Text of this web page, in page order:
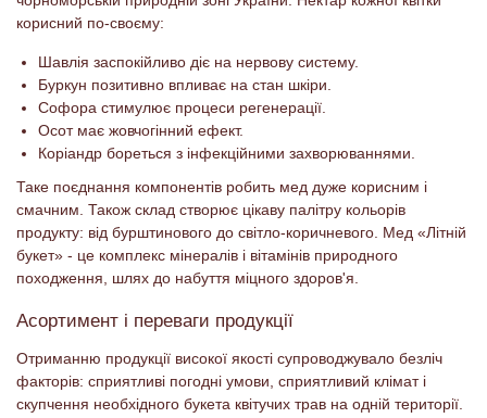
корисний по-своєму:
Шавлія заспокійливо діє на нервову систему.
Буркун позитивно впливає на стан шкіри.
Софора стимулює процеси регенерації.
Осот має жовчогінний ефект.
Коріандр бореться з інфекційними захворюваннями.
Таке поєднання компонентів робить мед дуже корисним і
смачним. Також склад створює цікаву палітру кольорів
продукту: від бурштинового до світло-коричневого. Мед «Літній
букет» - це комплекс мінералів і вітамінів природного
походження, шлях до набуття міцного здоров'я.
Асортимент і переваги продукції
Отриманню продукції високої якості супроводжувало безліч
факторів: сприятливі погодні умови, сприятливий клімат і
скупчення необхідного букета квітучих трав на одній території.